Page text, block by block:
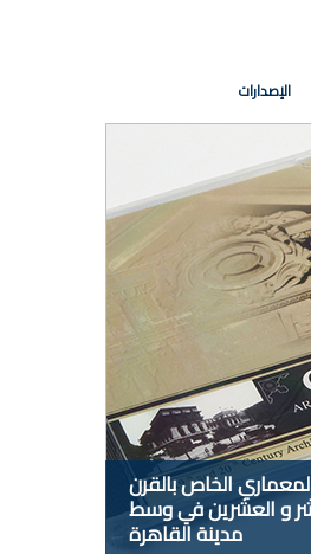
الإصدارات
الخاص بالقرن
و العشرين في وسط
مدينة القاهرة